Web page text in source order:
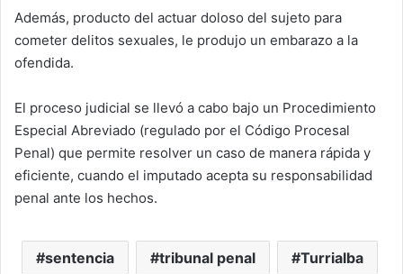
Además, producto del actuar doloso del sujeto para
cometer delitos sexuales, le produjo un embarazo a la
ofendida.
El proceso judicial se llevó a cabo bajo un Procedimiento
Especial Abreviado (regulado por el Código Procesal
Penal) que permite resolver un caso de manera rápida y
eficiente, cuando el imputado acepta su responsabilidad
penal ante los hechos.
sentencia tribunal penal Turrialba